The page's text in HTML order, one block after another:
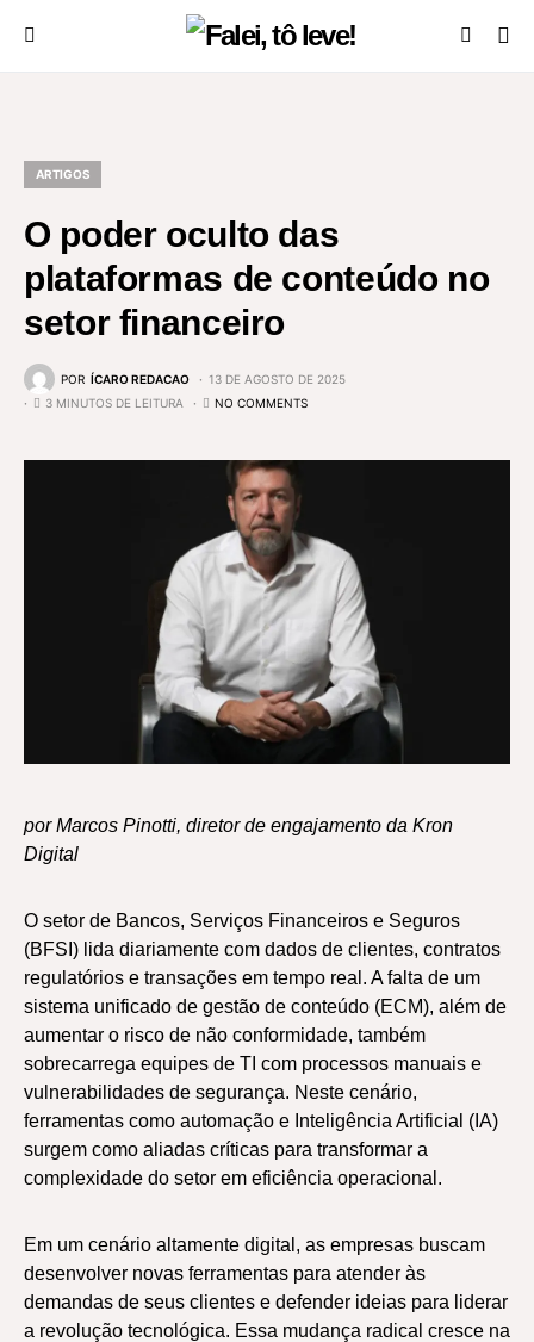
ARTIGOS
O poder oculto das
plataformas de conteúdo no
setor financeiro
POR ÍCARO REDACAO
13 DE AGOSTO DE 2025
3 MINUTOS DE LEITURA
NO COMMENTS
por Marcos Pinotti, diretor de engajamento da Kron
Digital
O setor de Bancos, Serviços Financeiros e Seguros
(BFSI) lida diariamente com dados de clientes, contratos
regulatórios e transações em tempo real. A falta de um
sistema unificado de gestão de conteúdo (ECM), além de
aumentar o risco de não conformidade, também
sobrecarrega equipes de TI com processos manuais e
vulnerabilidades de segurança. Neste cenário,
ferramentas como automação e Inteligência Artificial (IA)
surgem como aliadas críticas para transformar a
complexidade do setor em eficiência operacional.
Em um cenário altamente digital, as empresas buscam
desenvolver novas ferramentas para atender às
demandas de seus clientes e defender ideias para liderar
a revolução tecnológica. Essa mudança radical cresce na